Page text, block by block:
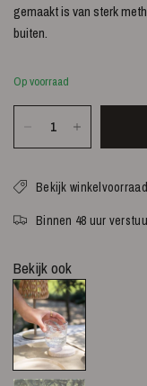
gemaakt is van sterk
buiten.
Op voorraad
Bekijk winkelvoorraad
Binnen 48 uur
Bekijk ook